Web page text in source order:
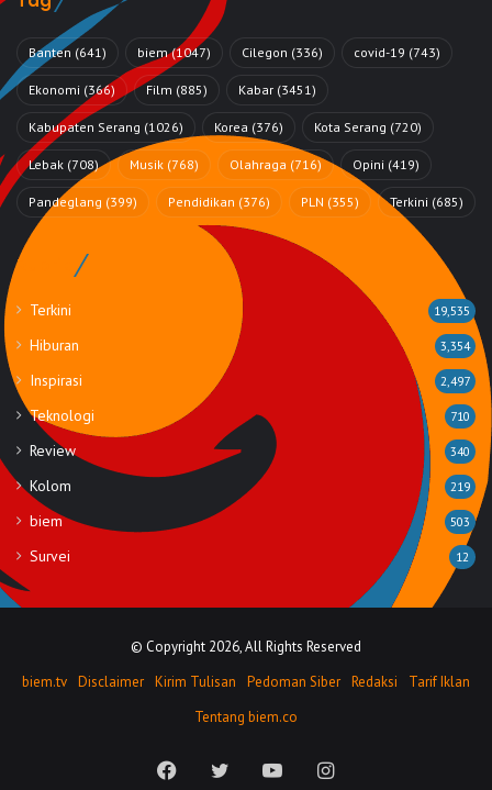
Banten (641) biem(1047) Cilegon (336) covid-19 (743)
Ekonomi (366) Film (885) Kabar (3451)
Kabupaten Serang (1026) Korea (376) Kota Serang (720)
Lebak (708) Musik (768) Olahraga (716) Opini (419)
Pandeglang (399) Pendidikan (376) PLN (355) Terkini (685)
Rubrik
Terkini 19,535
Hiburan 3,354
Inspirasi 2,497
Teknologi 710
Review 340
Kolom 219
biem 503
Survei 12
© Copyright 2026, All Rights Reserved
biem.tv Disclaimer Kirim Tulisan Pedoman Siber Redaksi
Tarif Iklan
Tentang biem.co
FacebookTwitter YouTubeInstagram